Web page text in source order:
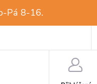
Pá 8-16.